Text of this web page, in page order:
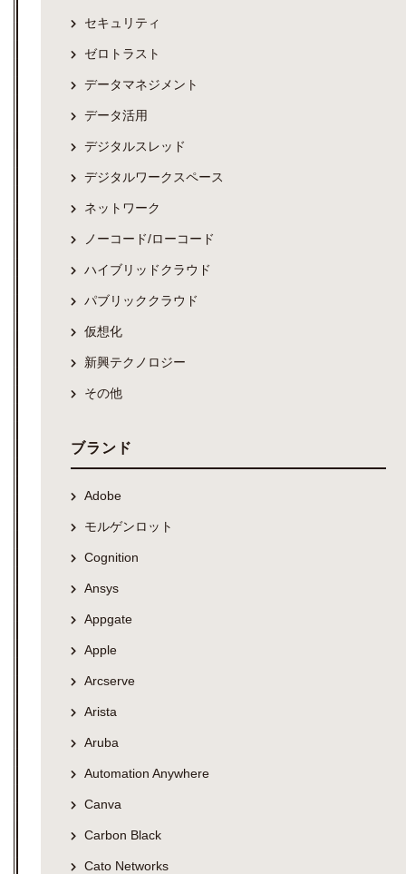
セキュリティ
ゼロトラスト
データマネジメント
データ活用
デジタルスレッド
デジタルワークスペース
ネットワーク
ノーコード/ローコード
ハイブリッドクラウド
パブリッククラウド
仮想化
新興テクノロジー
その他
ブランド
Adobe
モルゲンロット
Cognition
Ansys
Appgate
Apple
Arcserve
Arista
Aruba
Automation Anywhere
Canva
Carbon Black
Cato Networks